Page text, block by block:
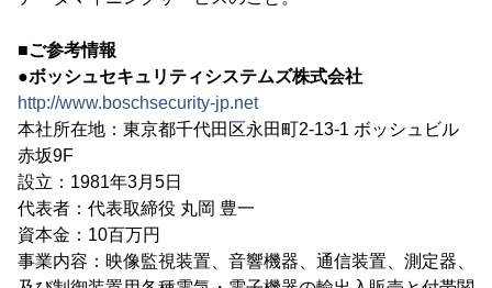
■ご参考情報
●ボッシュセキュリティシステムズ株式会社
http://www.boschsecurity-jp.net
本社所在地：東京都千代田区永田町2-13-1 ボッシュビル
赤坂9F
設立：1981年3月5日
代表者：代表取締役 丸岡 豊一
資本金：10百万円
事業内容：映像監視装置、音響機器、通信装置、測定器、